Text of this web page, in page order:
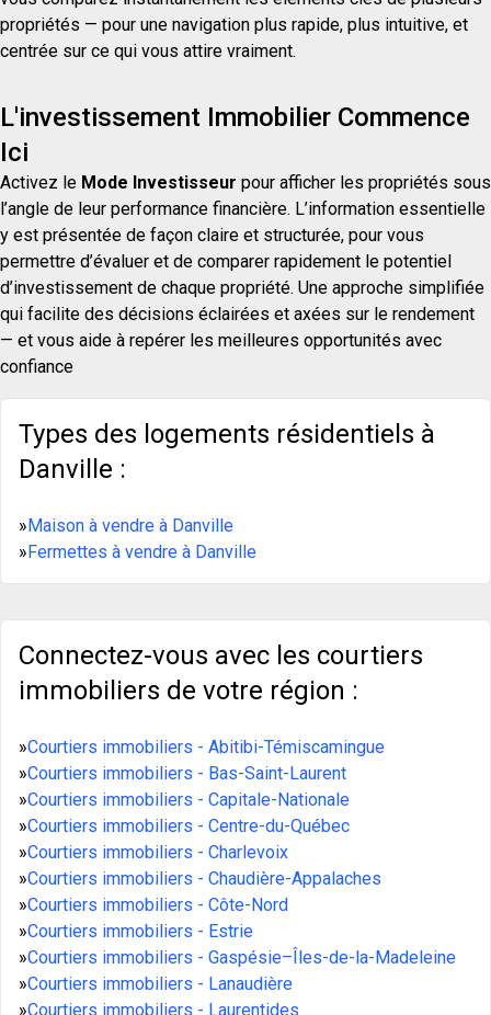
propriétés — pour une navigation plus rapide, plus intuitive, et
centrée sur ce qui vous attire vraiment.
L'investissement Immobilier Commence
Ici
Activez le Mode Investisseur pour afficher les propriétés sous
l’angle de leur performance financière. L’information essentielle
y est présentée de façon claire et structurée, pour vous
permettre d’évaluer et de comparer rapidement le potentiel
d’investissement de chaque propriété. Une approche simplifiée
qui facilite des décisions éclairées et axées sur le rendement
— et vous aide à repérer les meilleures opportunités avec
confiance
Types des logements résidentiels à
Danville :
»Maison à vendre à Danville
»Fermettes à vendre à Danville
Connectez-vous avec les courtiers
immobiliers de votre région :
»Courtiers immobiliers - Abitibi-Témiscamingue
»Courtiers immobiliers - Bas-Saint-Laurent
»Courtiers immobiliers - Capitale-Nationale
»Courtiers immobiliers - Centre-du-Québec
»Courtiers immobiliers - Charlevoix
»Courtiers immobiliers - Chaudière-Appalaches
»Courtiers immobiliers - Côte-Nord
»Courtiers immobiliers - Estrie
»Courtiers immobiliers - Gaspésie–Îles-de-la-Madeleine
»Courtiers immobiliers - Lanaudière
»Courtiers immobiliers - Laurentides